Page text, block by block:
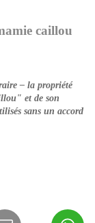
caillou
–la propriété
et de son
sans un accord